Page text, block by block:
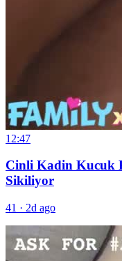
12:47
Cinli Kadin Kucuk
Sikiliyor
41 · 2d ago